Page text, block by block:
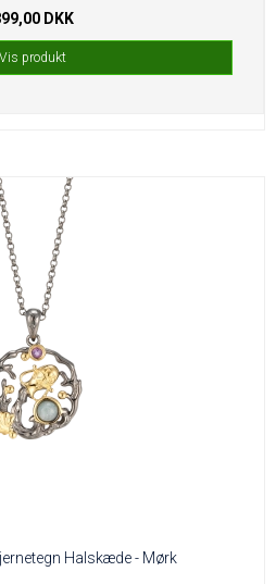
DKK
Vis produkt
Halskæde - Mørk